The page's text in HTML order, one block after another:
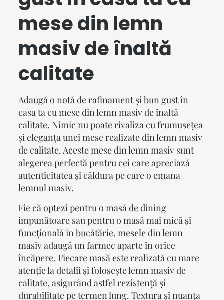
mese din lemn
masivde înaltă
calitate
Adaugă o notă de rafinament și bun gust în
casa ta cumese din lemn masivde înaltă
calitate. Nimic nu poate rivaliza cu frumusețea
și eleganța unei mese realizate din lemn masiv
de calitate. Acestemese din lemn masivsunt
alegerea perfectă pentru cei care apreciază
autenticitatea și căldura pe care o emana
lemnul masiv.
Fie că optezi pentru o masă de dining
impunătoare sau pentru o masă mai mică și
funcțională în bucătărie, mesele din lemn
masivadaugă un farmec aparte în orice
încăpere. Fiecare masă este realizată cu mare
atenție la detalii și folosește lemn masiv de
calitate, asigurând astfel rezistență și
durabilitate pe termen lung. Textura și nuanța